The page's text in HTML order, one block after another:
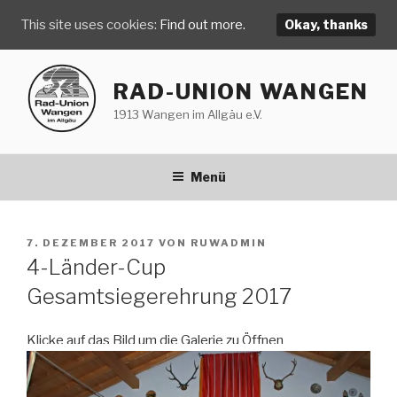
Inhalt
springen
RAD-UNION WANGEN
1913 Wangen im Allgäu e.V.
Menü
VERÖFFENTLICHT
AM
7. DEZEMBER 2017 VON RUWADMIN
4-Länder-Cup
Gesamtsiegerehrung 2017
Klicke auf das Bild um die Galerie zu Öffnen
This site uses cookies: Find out more. Okay, thanks